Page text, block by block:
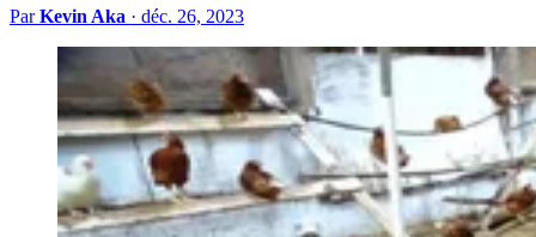
ParKevin Aka · déc. 26, 2023